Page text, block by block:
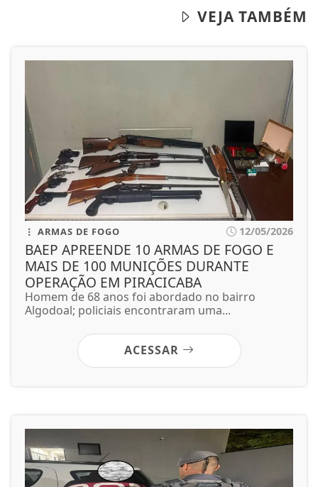
VEJA TAMBÉM
ARMAS DE FOGO 12/05/2026
BAEP APREENDE 10 ARMAS DE FOGO E
MAIS DE 100 MUNIÇÕES DURANTE
OPERAÇÃO EM PIRACICABA
Homem de 68 anos foi abordado no bairro
Algodoal; policiais encontraram uma...
ACESSAR